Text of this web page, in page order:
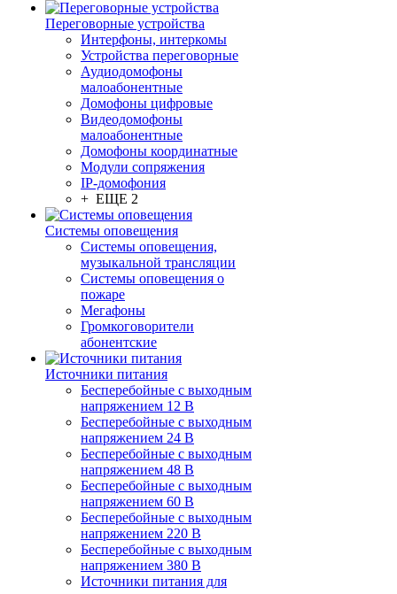
Переговорные устройства
Интерфоны, интеркомы
Устройства переговорные
Аудиодомофоны
малоабонентные
Домофоны цифровые
Видеодомофоны
малоабонентные
Домофоны координатные
Модули сопряжения
IP-домофония
+ ЕЩЕ 2
Системы оповещения
Системы оповещения,
музыкальной трансляции
Системы оповещения о
пожаре
Мегафоны
Громкоговорители
абонентские
Источники питания
Бесперебойные с выходным
напряжением 12 В
Бесперебойные с выходным
напряжением 24 В
Бесперебойные с выходным
напряжением 48 В
Бесперебойные с выходным
напряжением 60 В
Бесперебойные с выходным
напряжением 220 В
Бесперебойные с выходным
напряжением 380 В
Источники питания для